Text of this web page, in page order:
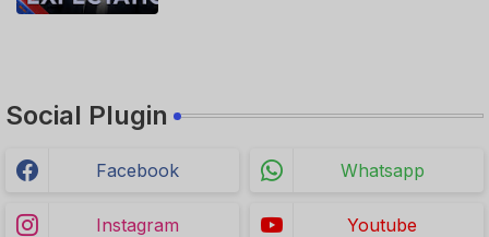
Social Plugin
Facebook Whatsapp
Instagram Youtube